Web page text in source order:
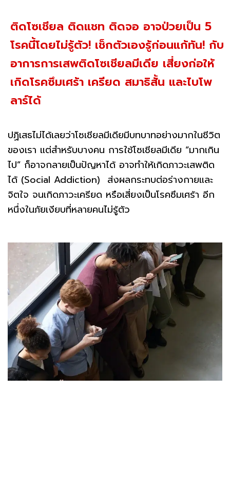
ติดโซเชียล ติดแชท ติดจอ อาจป่วยเป็น 5
โรคนี้โดยไม่รู้ตัว! เช็กตัวเองรู้ก่อนแก้ทัน! กับ
อาการการเสพติดโซเชียลมีเดีย เสี่ยงก่อให้
เกิดโรคซึมเศร้า เครียด สมาธิสั้น และไบโพ
ลาร์ได้
ปฏิเสธไม่ได้เลยว่าโซเชียลมีเดียมีบทบาทอย่างมากในชีวิต
ของเรา แต่สำหรับบางคน การใช้โซเชียลมีเดีย “มากเกิน
ไป” ก็อาจกลายเป็นปัญหาได้ อาจทำให้เกิดภาวะเสพติด
ได้ (Social Addiction) ส่งผลกระทบต่อร่างกายและ
จิตใจ จนเกิดภาวะเครียด หรือเสี่ยงเป็นโรคซึมเศร้า อีก
หนึ่งในภัยเงียบที่หลายคนไม่รู้ตัว